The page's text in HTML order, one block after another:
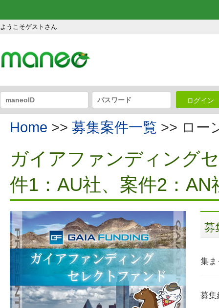
ようこそゲストさん
ログイン
Home >> 募集案件一覧 >> ロー
ガイアファンディング
件1：AU社、案件2：AN
募
集ま
募集